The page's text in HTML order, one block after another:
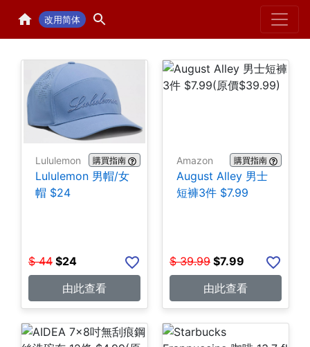
改用简体 Home
Lululemon 購買指南
Lululemon 男帽/女
帽 $24
$ 44 $24
由此查看
Amazon 購買指南
August Alley 男士
短褲3件 $7.99
$ 39.99 $7.99
由此查看